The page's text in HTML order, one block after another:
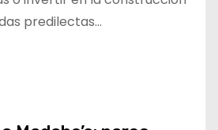
predilectas…